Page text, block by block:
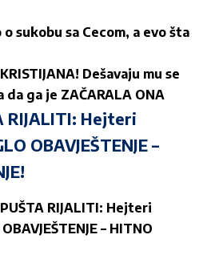
sukobu sa Cecom, a evo šta
Dešavaju mu se
da ga je ZAČARALA ONA
RIJALITI: Hejteri
OBAVJEŠTENJE –
RIJALITI: Hejteri
– HITNO